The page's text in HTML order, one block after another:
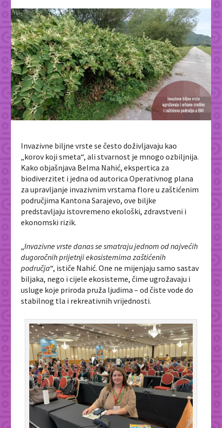
Invazivne biljne vrste se često doživljavaju kao
„korov koji smeta“, ali stvarnost je mnogo ozbiljnija.
Kako objašnjava Belma Nahić, ekspertica za
biodiverzitet i jedna od autorica Operativnog plana
za upravljanje invazivnim vrstama flore u zaštićenim
područjima Kantona Sarajevo, ove biljke
predstavljaju istovremeno ekološki, zdravstveni i
ekonomski rizik.
„Invazivne vrste danas se smatraju jednom od najvećih
dugoročnih prijetnji ekosistemima zaštićenih
područja“, ističe Nahić. One ne mijenjaju samo sastav
biljaka, nego i cijele ekosisteme, čime ugrožavaju i
usluge koje priroda pruža ljudima – od čiste vode do
stabilnog tla i rekreativnih vrijednosti.